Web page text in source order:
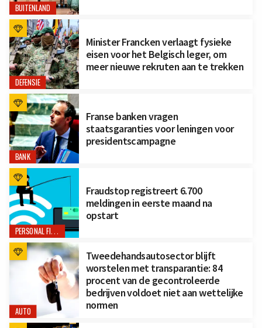
BUITENLAND
DEFENSIE
Minister Francken verlaagt fysieke
eisen voor het Belgisch leger, om
meer nieuwe rekruten aan te trekken
BANK
Franse banken vragen
staatsgaranties voor leningen voor
presidentscampagne
PERSONAL FINANCE
Fraudstop registreert 6.700
meldingen in eerste maand na
opstart
AUTO
Tweedehandsautosector blijft
worstelen met transparantie: 84
procent van de gecontroleerde
bedrijven voldoet niet aan wettelijke
normen